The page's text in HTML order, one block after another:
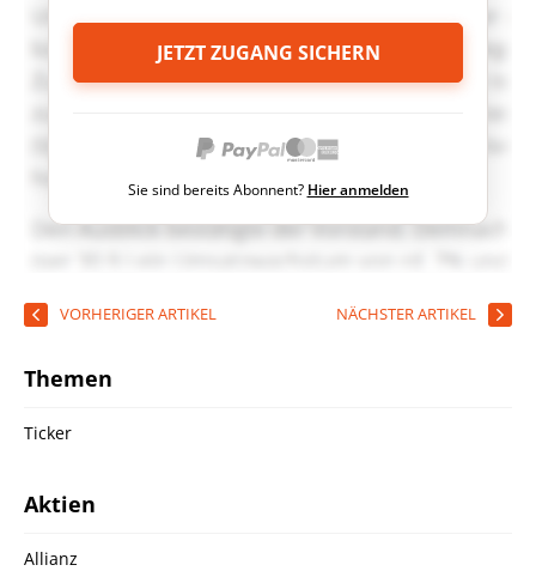
JETZT ZUGANG SICHERN
Sie sind bereits Abonnent? Hier anmelden
VORHERIGER ARTIKEL NÄCHSTER ARTIKEL
Themen
Ticker
Aktien
Allianz